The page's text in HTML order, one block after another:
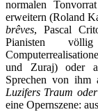
normalen
erweitern (Roland
brêves, Pascal
Pianisten
und Zuraj) oder
Sprechen von ihm
Luzifers Traum
eine Opernszene: aus